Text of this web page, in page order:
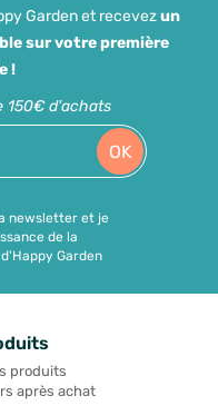
Garden et recevezun
sur votre première
!
150€ d'achats
OK
newsletter et je
de la
Garden
produits
après achat